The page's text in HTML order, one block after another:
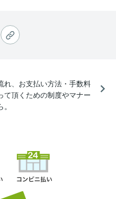
れ、お支払い方法・手数料
て頂くための制度やマナー